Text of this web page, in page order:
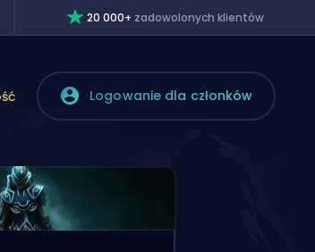
20 000+ zadowolonych klientów
Logowanie dla członków